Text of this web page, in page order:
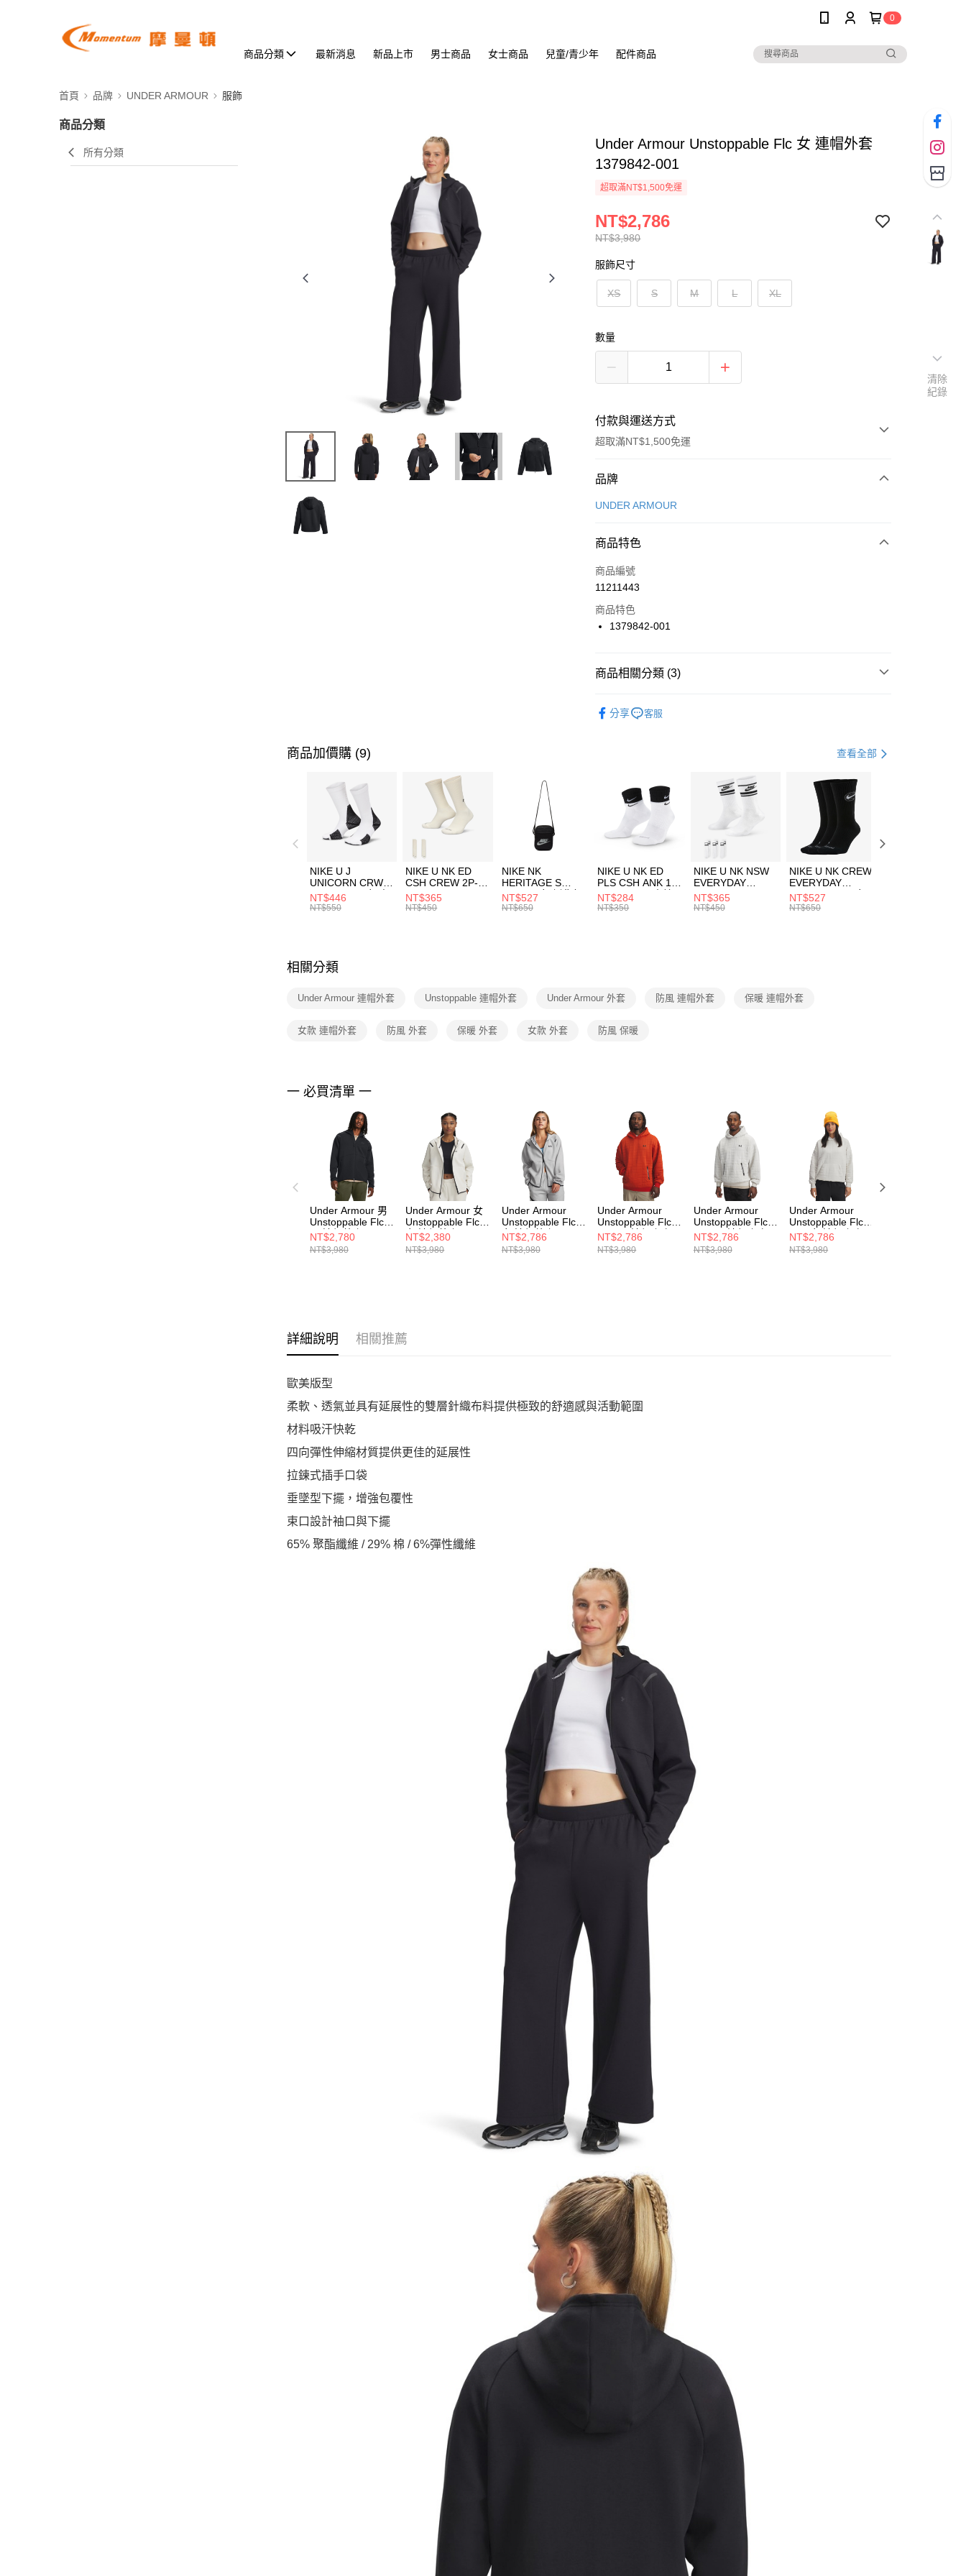
0
商品分類 最新消息 新品上市 男士商品 女士商品 兒童/青少年 配件商品
首頁 品牌 UNDER ARMOUR 服飾
商品分類
所有分類
Under Armour Unstoppable Flc 女 連帽外套
1379842-001
超取滿NT$1,500免運
NT$3,980
NT$2,786
服飾尺寸
XS S M L XL
數量
付款與運送方式
超取滿NT$1,500免運
付款方式
信用卡一次付款
合作金庫商業銀行
華南商業銀行
上海商業儲蓄銀行
國泰世華商業銀行
聯邦商業銀行
台新國際商業銀行
LINE Pay
Apple Pay
【關於「AFTEE先享後付」】
３．安心：先確認商品／服務後，再付款。
【「AFTEE先享後付」結帳流程】
１．於結帳方式選擇「AFTEE先享後付」後，將跳轉至「AFTEE先享後
付」結帳頁面，進行簡訊認證並確認金額後，即可完成結帳。
２．訂單成立數日內，您將收到繳費通知簡訊。
３．收到繳費通知簡訊後14天內，點擊此簡訊中的連結，可透過四大超商
／ATM／網路銀行／等多元方式進行付款，方視為交易完成。
※ 請注意：結帳手續完成當下不需立刻繳費，但若您需要取消訂單，請聯
絡購買商品的店家。未經商家同意取消之訂單仍視為有效，需透過AFTEE
先享後付繳納相關費用。
１．透過由恩沛科技股份有限公司提供之「AFTEE先享後付」服務完成之
交易，需依本服務之必要範圍內提供個人資料，並將交易相關給付款項請
２．關於個人資料處理事宜，請瀏覽以下網址：
結果請求用戶進行身份認證。
５．嚴禁一人註冊多個帳號或使用他人資訊註冊。若發現惡意使用之情
形，恩沛科技股份有限公司將有權停止該用戶之使用額度並採取法律行
動。
每筆NT$100，滿NT$1,500(含以上)免運費
每筆NT$100，滿NT$1,500(含以上)免運費
付款後門市自取
每筆NT$100，滿NT$1,500(含以上)免運費
品牌
UNDER ARMOUR
商品特色
商品編號
11211443
商品特色
1379842-001
商品相關分類 (3)
分享 客服
商品加價購 (9) 查看全部
NIKE U J
UNICORN CRW
1PR -160 男女 中
統襪 FZ3393100
NT$446
NT$550
NIKE U NK ED
CSH CREW 2P-
144 EMBRDY 男
女 短統襪
NT$365
NT$450
NIKE NK
HERITAGE S
SMIT 男女 側背包
BA5871010
NT$527
NT$650
NIKE U NK ED
PLS CSH ANK 1P
144 DBL 男 中統
襪 DH4058104
NT$284
NT$350
NIKE U NK NSW
EVERYDAY
ESSENTIAL CR
男女 短統襪
NT$365
NT$450
NIKE U NK CREW
EVERYDAY
BBALL 3PR 男女
長統襪
NT$527
NT$650
相關分類
Under Armour 連帽外套 Unstoppable 連帽外套 Under Armour 外套 防風 連帽外套 保暖 連帽外套
女款 連帽外套 防風 外套 保暖 外套 女款 外套 防風 保暖
一 必買清單 一
Under Armour 男
Unstoppable Flc
男 連帽外套
1379806-001
NT$2,780
NT$3,980
Under Armour 女
Unstoppable Flc
女 連帽外套
1379842-279
NT$2,380
NT$3,980
Under Armour
Unstoppable Flc
女 連帽外套
1379842-011
NT$2,786
NT$3,980
Under Armour
Unstoppable Flc
Txtr 男 連帽上衣
6003867-842
NT$2,786
NT$3,980
Under Armour
Unstoppable Flc
Txtr 男 連帽上衣
6003867-110
NT$2,786
NT$3,980
Under Armour
Unstoppable Flc
Txtr 女 連帽上衣
6003655-110
NT$2,786
NT$3,980
詳細說明 相關推薦
歐美版型
柔軟、透氣並具有延展性的雙層針織布料提供極致的舒適感與活動範圍
材料吸汗快乾
四向彈性伸縮材質提供更佳的延展性
拉鍊式插手口袋
垂墜型下擺，增強包覆性
束口設計袖口與下擺
65% 聚酯纖維 / 29% 棉 / 6%彈性纖維
清除
紀錄